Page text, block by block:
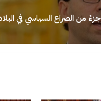
من الصراع السياسي في